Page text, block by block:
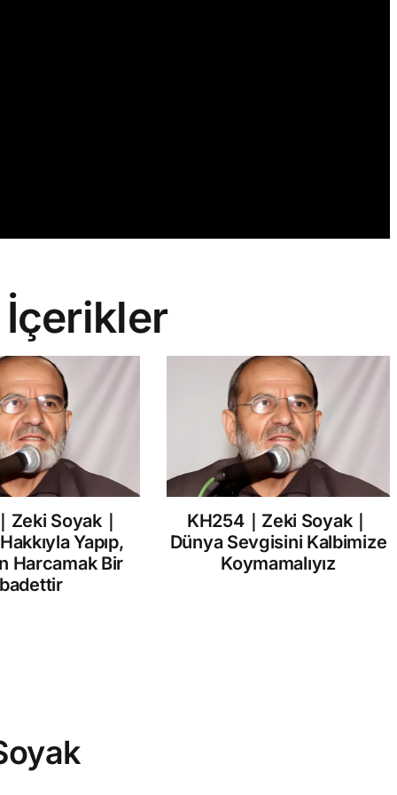
Zeki Soyak｜
Yapıp,
Harcamak Bir
KH254｜Zeki Soyak｜
Dünya Sevgisini Kalbimize
Koymamalıyız